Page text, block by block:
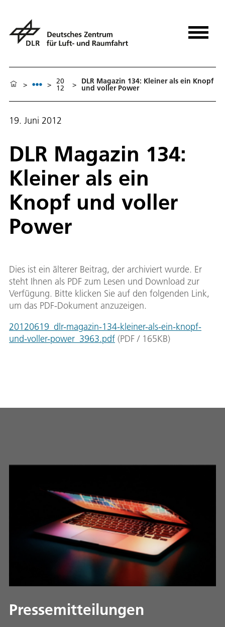
> > 20
12 > DLR Magazin 134: Kleiner als ein Knopf
und voller Power
19. Juni 2012
DLR Magazin 134:
Kleiner als ein
Knopf und voller
Power
Dies ist ein älterer Beitrag, der archiviert wurde. Er
steht Ihnen als PDF zum Lesen und Download zur
Verfügung. Bitte klicken Sie auf den folgenden Link,
um das PDF-Dokument anzuzeigen.
20120619_dlr-magazin-134-kleiner-als-ein-knopf-
und-voller-power_3963.pdf (PDF / 165KB)
Pressemitteilungen